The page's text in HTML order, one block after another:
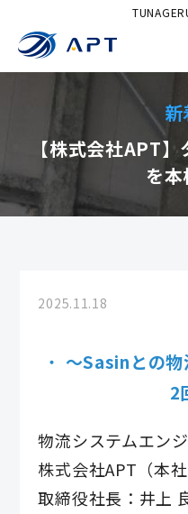
【株式会社APT
を
2025.11.18
～Sasinとの
2
物流システムエン
株式会社APT（本
取締役社長：井上